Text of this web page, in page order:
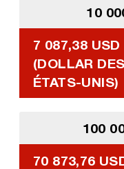
10
7 087,38 USD
(DOLLAR DES
ÉTATS-UNIS)
100
70 873,76